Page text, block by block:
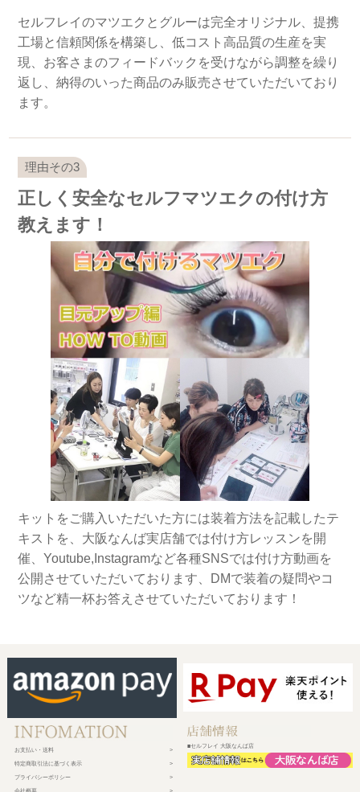
セルフレイのマツエクとグルーは完全オリジナル、提携
工場と信頼関係を構築し、低コスト高品質の生産を実
現、お客さまのフィードバックを受けながら調整を繰り
返し、納得のいった商品のみ販売させていただいており
ます。
正しく安全なセルフマツエクの付け方
教えます！
キットをご購入いただいた方には装着方法を記載したテ
キストを、大阪なんば実店舗では付け方レッスンを開
催、Youtube,Instagramなど各種SNSでは付け方動画を
公開させていただいております、DMで装着の疑問やコ
ツなど精一杯お答えさせていただいております！
お支払い・送料
特定商取引法に基づく表示
プライバシーポリシー
■セルフレイ 大阪なんば店